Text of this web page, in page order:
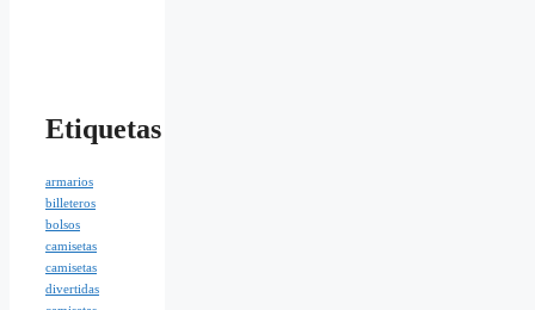
Etiquetas
armarios
billeteros
bolsos
camisetas
camisetas
divertidas